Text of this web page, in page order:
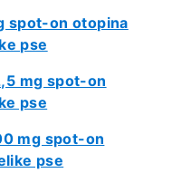
spot-on otopina
pse
mg spot-on
pse
mg spot-on
pse